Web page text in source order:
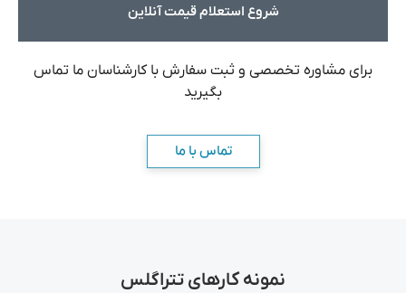
شروع استعلام قیمت آنلاین
برای مشاوره تخصصی و ثبت سفارش با کارشناسان ما تماس
بگیرید
تماس با ما
نمونه کارهای تتراگلس